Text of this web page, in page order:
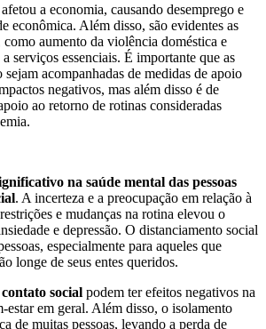
a economia, causando desemprego e
econômica. Além disso, são evidentes as
como aumento da violência doméstica e
serviços essenciais. É importante que as
acompanhadas de medidas de apoio
negativos, mas além disso é de
ao retorno de rotinas consideradas
na saúde mental das pessoas
. A incerteza e a preocupação em relação à
e mudanças na rotina elevou o
e depressão. O distanciamento social
especialmente para aqueles que
longe de seus entes queridos.
social podem ter efeitos negativos na
estar em geral. Além disso, o isolamento
de muitas pessoas, levando a perda de